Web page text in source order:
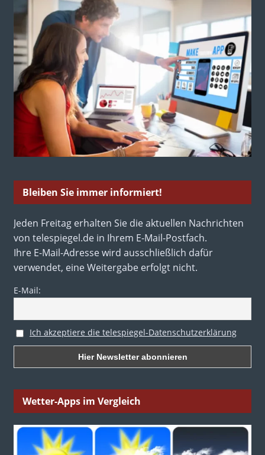
Bleiben Sie immer informiert!
Jeden Freitag erhalten Sie die aktuellen Nachrichten
von telespiegel.de in Ihrem E-Mail-Postfach.
Ihre E-Mail-Adresse wird ausschließlich dafür
verwendet, eine Weitergabe erfolgt nicht.
E-Mail:
Ich akzeptiere die telespiegel-Datenschutzerklärung
Wetter-Apps im Vergleich